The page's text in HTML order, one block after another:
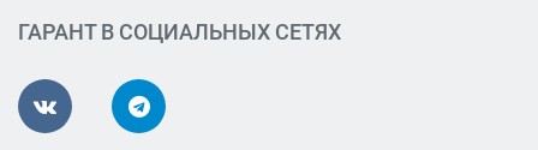
ГАРАНТ В СОЦИАЛЬНЫХ СЕТЯХ